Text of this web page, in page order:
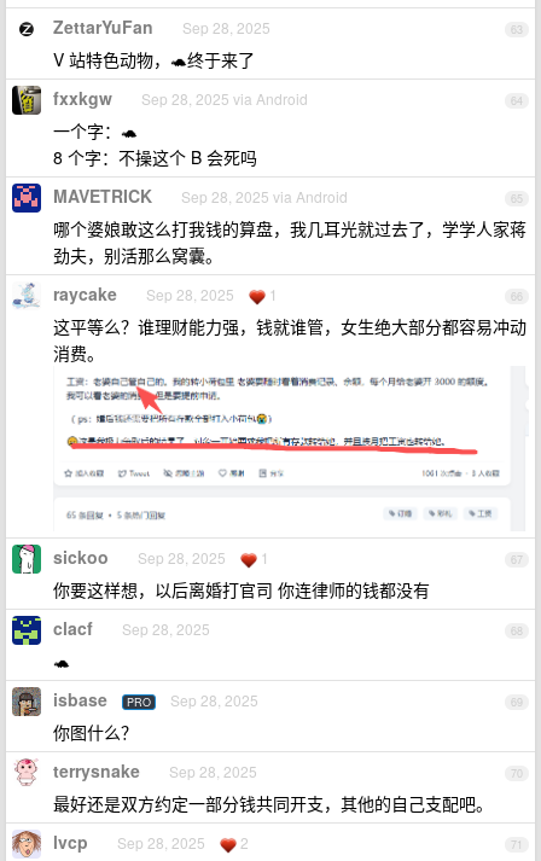
63
ZettarYuFan Sep 28, 2025
V 站特色动物，🐢终于来了
64
fxxkgw Sep 28, 2025 via Android
一个字：🐢
8 个字：不操这个 B 会死吗
65
MAVETRICK Sep 28, 2025 via Android
哪个婆娘敢这么打我钱的算盘，我几耳光就过去了，学学人家蒋
劲夫，别活那么窝囊。
66
raycake Sep 28, 2025 1
这平等么？谁理财能力强，钱就谁管，女生绝大部分都容易冲动
消费。
67
sickoo Sep 28, 2025 1
你要这样想，以后离婚打官司 你连律师的钱都没有
68
clacf Sep 28, 2025
🐢
69
isbase PRO Sep 28, 2025
你图什么？
70
terrysnake Sep 28, 2025
最好还是双方约定一部分钱共同开支，其他的自己支配吧。
71
lvcp Sep 28, 2025 2